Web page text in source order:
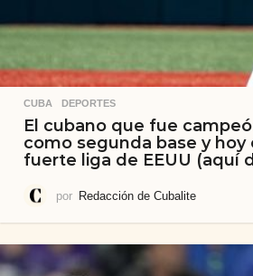
CUBA ,DEPORTES
El cubano que fue
como segunda base y hoy
fuerte liga de EEUU (aquí
por Redacción de Cubalite